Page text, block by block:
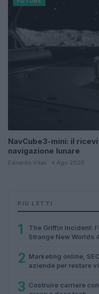
NavCube3-mini: il
navigazione lunare
Edoardo Vitali · 4 Ago 2026
PIÙ LETTI
1
The Griffin Incident:
Strange New Worlds
2 Marketing online,
aziende per restare
3 Costruire carriere